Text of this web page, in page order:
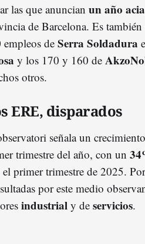
las que anuncian un año
de Barcelona. Es también
empleos de Serra Soldadura
y los 170 y 160 de
otros.
ERE, disparados
señala un
trimestre del año, con un
primer trimestre de 2025.
por este medio
industrial y de servicios.